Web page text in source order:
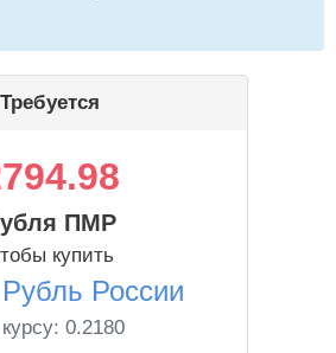
Требуется
ПМР
купить
России
0.2180